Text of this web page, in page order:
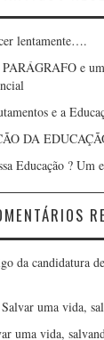
lentamente….
e
e a
DA
Educação ? Um
da candidatura
Salvar uma vida,
uma vida,